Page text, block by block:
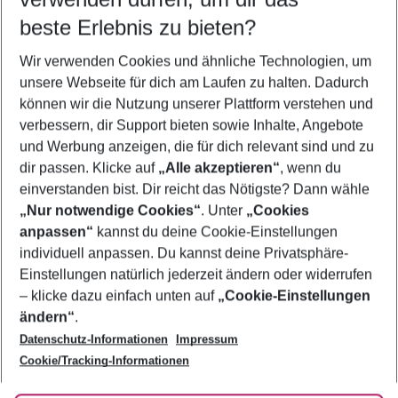
5-8 Nächte
2 Erwachsene Keine Kinder
Mehr Filter anzeigen
Footer
Footer navigation
Über uns
AGB
Bestpreisgarantie
Cookie-Einstellungen ändern
Cookie-Richtlinie
Agenturbetreuung
Barrierefreies Reisen
Folge uns
beste Erlebnis zu bieten?
Wir verwenden Cookies und ähnliche Technologien, um
unsere Webseite für dich am Laufen zu halten. Dadurch
können wir die Nutzung unserer Plattform verstehen und
verbessern, dir Support bieten sowie Inhalte, Angebote
und Werbung anzeigen, die für dich relevant sind und zu
dir passen. Klicke auf „Alle akzeptieren“, wenn du
einverstanden bist. Dir reicht das Nötigste? Dann wähle
„Nur notwendige Cookies“. Unter „Cookies
anpassen“ kannst du deine Cookie-Einstellungen
individuell anpassen. Du kannst deine Privatsphäre-
Einstellungen natürlich jederzeit ändern oder widerrufen
– klicke dazu einfach unten auf „Cookie-Einstellungen
ändern“.
Datenschutz-Informationen
Impressum
Cookie/Tracking-Informationen